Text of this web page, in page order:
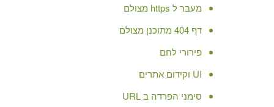
מעבר ל https מצולם
דף 404 מתוכנן מצולם
פירורי לחם
UI וקידום אתרים
סימני הפרדה ב URL